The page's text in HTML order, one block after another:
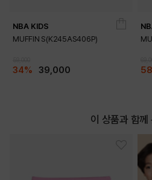
NBA KIDS
MUFFIN S(K245AS406P)
34% 39,000
이 상품과 함께